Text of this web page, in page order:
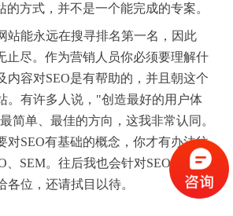
的方式，并不是一个能完成的专案。
站能永远在搜寻排名第一名，因此
止尽。作为营销人员你必须要理解什
内容对SEO是有帮助的，并且朝这个
。有许多人说，"创造最好的用户体
简单、最佳的方向，这我非常认同。
对SEO有基础的概念，你才有办法往
、SEM。往后我也会针对SEO撰写更
各位，还请拭目以待。